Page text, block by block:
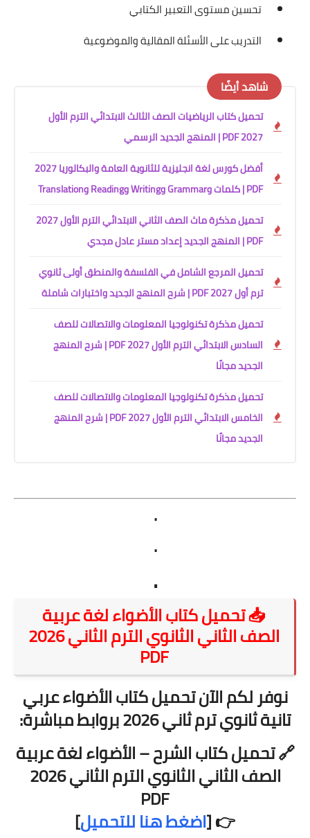
تحسين مستوى التعبير الكتابي
التدريب على الأسئلة المقالية والموضوعية
شاهد أيضًا
تحميل كتاب الرياضيات الصف الثالث الابتدائي الترم الأول
2027 PDF | المنهج الجديد الرسمي
أفضل كورس لغة انجليزية للثانوية العامة والبكالوريا 2027
PDF | كلمات وGrammar وWriting وReading وTranslation
تحميل مذكرة ماث الصف الثاني الابتدائي الترم الأول 2027
PDF | المنهج الجديد إعداد مستر عادل مجدي
تحميل المرجع الشامل في الفلسفة والمنطق أولى ثانوي
ترم أول 2027 PDF | شرح المنهج الجديد واختبارات شاملة
تحميل مذكرة تكنولوجيا المعلومات والاتصالات للصف
السادس الابتدائي الترم الأول 2027 PDF | شرح المنهج
الجديد مجانًا
تحميل مذكرة تكنولوجيا المعلومات والاتصالات للصف
الخامس الابتدائي الترم الأول 2027 PDF | شرح المنهج
الجديد مجانًا
.
.
.
📥 تحميل كتاب الأضواء لغة عربية
الصف الثاني الثانوي الترم الثاني 2026
PDF
نوفر لكم الآنتحميل كتاب الأضواء عربي
تانية ثانوي ترم ثاني 2026
بروابط مباشرة:
🔗تحميل كتاب الشرح – الأضواء لغة عربية
الصف الثاني الثانوي الترم الثاني 2026
PDF
👉 [اضغط هنا للتحميل]